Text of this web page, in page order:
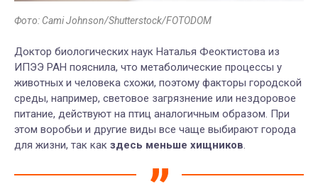
Фото: Cami Johnson/Shutterstock/FOTODOM
Доктор биологических наук Наталья Феоктистова из
ИПЭЭ РАН пояснила, что метаболические процессы у
животных и человека схожи, поэтому факторы городской
среды, например, световое загрязнение или нездоровое
питание, действуют на птиц аналогичным образом. При
этом воробьи и другие виды все чаще выбирают города
для жизни, так как здесь меньше хищников.